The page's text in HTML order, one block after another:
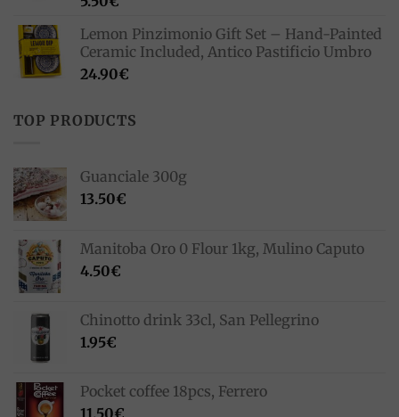
Lemon Pinzimonio Gift Set – Hand-Painted
Ceramic Included, Antico Pastificio Umbro
24.90€
TOP PRODUCTS
Guanciale 300g
13.50€
Manitoba Oro 0 Flour 1kg, Mulino Caputo
4.50€
Chinotto drink 33cl, San Pellegrino
1.95€
Pocket coffee 18pcs, Ferrero
11.50€